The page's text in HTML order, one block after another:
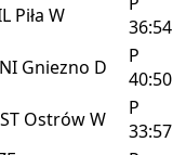
Piła W
36:54
Gniezno D
P
40:50
OstrówW
P
33:57